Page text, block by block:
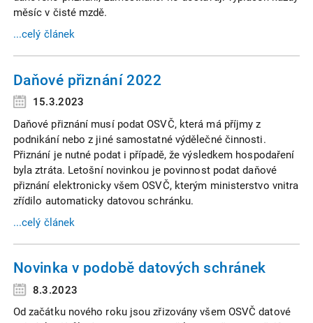
měsíc v čisté mzdě.
...celý článek
Daňové přiznání 2022
15.3.2023
Daňové přiznání musí podat OSVČ, která má příjmy z
podnikání nebo z jiné samostatné výdělečné činnosti.
Přiznání je nutné podat i případě, že výsledkem hospodaření
byla ztráta. Letošní novinkou je povinnost podat daňové
přiznání elektronicky všem OSVČ, kterým ministerstvo vnitra
zřídilo automaticky datovou schránku.
...celý článek
Novinka v podobě datových schránek
8.3.2023
Od začátku nového roku jsou zřizovány všem OSVČ datové